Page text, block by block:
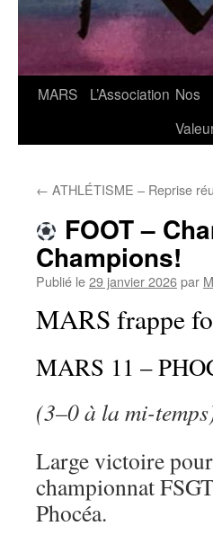
MARS L’Association Nos
← ATHLÉTISME – Reprise
FOOT –
Champions!
Publié le29 janvier 2026par
MARS frappe
MARS 11 –
(3–0 à la mi-
Large victoire
championnat
Phocéa.